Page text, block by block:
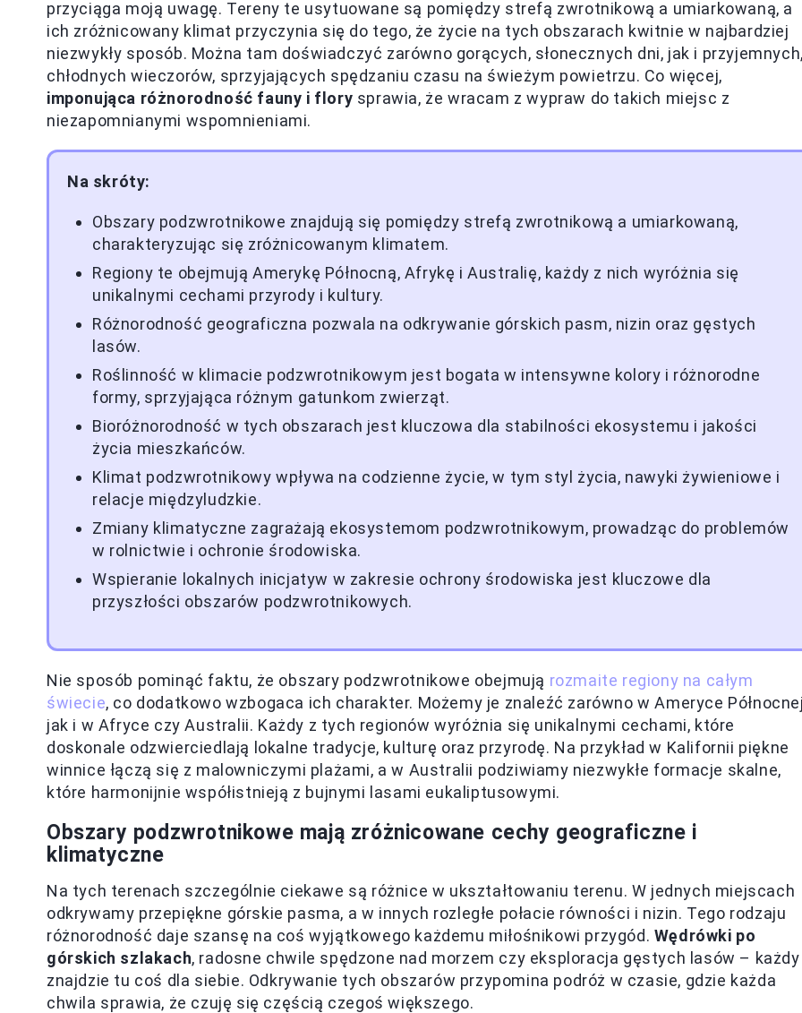
przyciąga moją uwagę. Tereny te usytuowane są pomiędzy strefą zwrotnikową a umiarkowaną, a
ich zróżnicowany klimat przyczynia się do tego, że życie na tych obszarach kwitnie w najbardziej
niezwykły sposób. Można tam doświadczyć zarówno gorących, słonecznych dni, jak i
chłodnych wieczorów, sprzyjających spędzaniu czasu na świeżym powietrzu. Co więcej,
imponująca różnorodność fauny i flory sprawia, że wracam z wypraw do takich miejsc z
niezapomnianymi wspomnieniami.
Na skróty:
Obszary podzwrotnikowe znajdują się pomiędzy strefą zwrotnikową a umiarkowaną,
charakteryzując się zróżnicowanym klimatem.
Regiony te obejmują Amerykę Północną, Afrykę i Australię, każdy z nich wyróżnia się
unikalnymi cechami przyrody i kultury.
Różnorodność geograficzna pozwala na odkrywanie górskich pasm, nizin oraz gęstych
lasów.
Roślinność w klimacie podzwrotnikowym jest bogata w intensywne kolory i różnorodne
formy, sprzyjająca różnym gatunkom zwierząt.
Bioróżnorodność w tych obszarach jest kluczowa dla stabilności ekosystemu i jakości
życia mieszkańców.
Klimat podzwrotnikowy wpływa na codzienne życie, w tym styl życia, nawyki żywieniowe i
relacje międzyludzkie.
Zmiany klimatyczne zagrażają ekosystemom podzwrotnikowym, prowadząc do problemów
w rolnictwie i ochronie środowiska.
Wspieranie lokalnych inicjatyw w zakresie ochrony środowiska jest kluczowe dla
przyszłości obszarów podzwrotnikowych.
Nie sposób pominąć faktu, że obszary podzwrotnikowe obejmują rozmaite regiony na całym
świecie, co dodatkowo wzbogaca ich charakter. Możemy je znaleźć zarówno w Ameryce
jak i w Afryce czy Australii. Każdy z tych regionów wyróżnia się unikalnymi cechami, które
doskonale odzwierciedlają lokalne tradycje, kulturę oraz przyrodę. Na przykład w Kalifornii piękne
winnice łączą się z malowniczymi plażami, a w Australii podziwiamy niezwykłe formacje skalne,
które harmonijnie współistnieją z bujnymi lasami eukaliptusowymi.
Obszary podzwrotnikowe mają zróżnicowane cechy geograficzne i
klimatyczne
Na tych terenach szczególnie ciekawe są różnice w ukształtowaniu terenu. W jednych miejscach
odkrywamy przepiękne górskie pasma, a w innych rozległe połacie równości i nizin. Tego rodzaju
różnorodność daje szansę na coś wyjątkowego każdemu miłośnikowi przygód. Wędrówki po
górskich szlakach, radosne chwile spędzone nad morzem czy eksploracja gęstych lasów – każdy
znajdzie tu coś dla siebie. Odkrywanie tych obszarów przypomina podróż w czasie, gdzie każda
chwila sprawia, że czuję się częścią czegoś większego.